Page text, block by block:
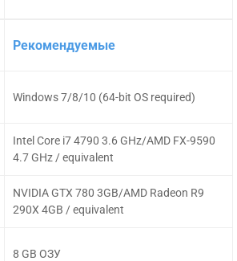
Рекомендуемые
Windows 7/8/10 (64-bit OS required)
Intel Core i7 4790 3.6 GHz/AMD FX-9590
4.7 GHz / equivalent
NVIDIA GTX 780 3GB/AMD Radeon R9
290X 4GB / equivalent
8 GB ОЗУ